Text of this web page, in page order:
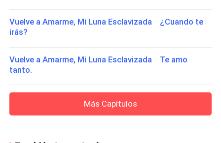
Vuelve a Amarme, Mi Luna Esclavizada ¿Cuando te
irás?
Vuelve a Amarme, Mi Luna Esclavizada Te amo
tanto.
Más Capítulos